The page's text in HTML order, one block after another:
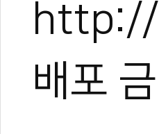
http://
배포